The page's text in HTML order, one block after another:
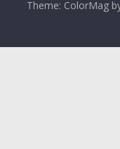
Theme: ColorMag